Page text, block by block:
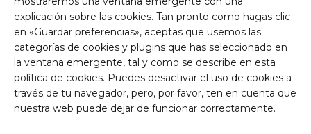
explicación sobre las cookies. Tan pronto como hagas clic
en «Guardar preferencias», aceptas que usemos las
categorías de cookies y plugins que has seleccionado en
la ventana emergente, tal y como se describe en esta
política de cookies. Puedes desactivar el uso de cookies a
través de tu navegador, pero, por favor, ten en cuenta que
nuestra web puede dejar de funcionar correctamente.